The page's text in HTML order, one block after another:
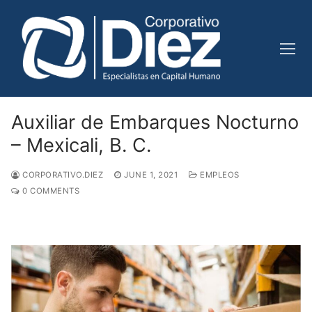
content
Auxiliar de Embarques Nocturno
– Mexicali, B. C.
CORPORATIVO.DIEZ JUNE 1, 2021
EMPLEOS
0 COMMENTS